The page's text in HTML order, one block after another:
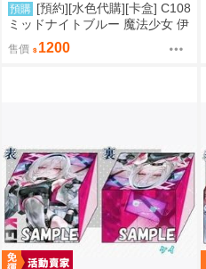
預購 [預約][水色代購][卡盒] C108
ミッドナイトブルー 魔法少女 伊
莉雅
售價 1200